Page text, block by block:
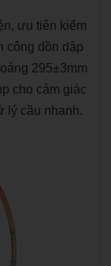
ưu tiên kiểm
công dồn dập
295±3mm
cho cảm giác
lý cầu nhanh.